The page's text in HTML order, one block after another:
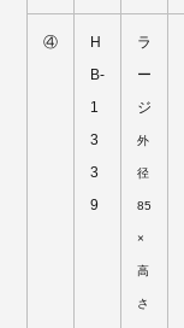
④
H
B-
1
3
3
9
ラ
ー
ジ
外
径
85
×
高
さ